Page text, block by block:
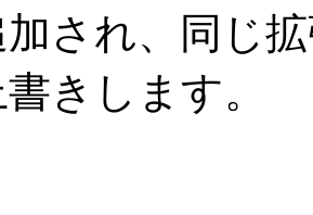
加され、同じ
きします。